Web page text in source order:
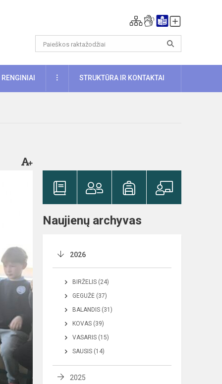
RENGINIAI DAUGIAUSTRUKTŪRA IR KONTAKTAI
Naujienų archyvas
2026
BIRŽELIS (24)
GEGUŽĖ (37)
BALANDIS (31)
KOVAS (39)
VASARIS (15)
SAUSIS (14)
2025